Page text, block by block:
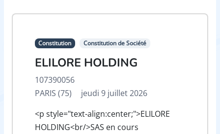
Constitution Constitution de Société
ELILORE HOLDING
107390056
PARIS (75)
jeudi 9 juillet 2026
<p style="text-align:center;">ELILORE
HOLDING<br/>SAS en cours